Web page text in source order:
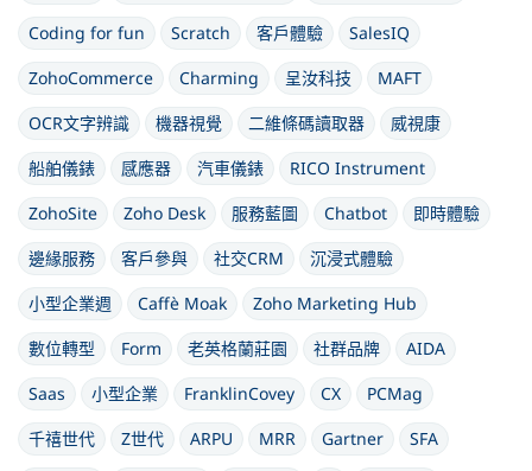
Coding for fun
Scratch 客戶體驗
SalesIQ
ZohoCommerce
Charming 呈汝科技
MAFT
OCR文字辨識
機器視覺 二維條碼讀取器
威視康
船舶儀錶
感應器 汽車儀錶
RICO Instrument
ZohoSite
Zoho Desk 服務藍圖 Chatbot
即時體驗
邊緣服務
客戶參與 社交CRM
沉浸式體驗
小型企業週
Caffè Moak
Zoho Marketing Hub
數位轉型
Form 老英格蘭莊園 社群品牌
AIDA
Saas
小型企業 FranklinCovey CX
PCMag
千禧世代
Z世代 ARPU MRR Gartner
SFA